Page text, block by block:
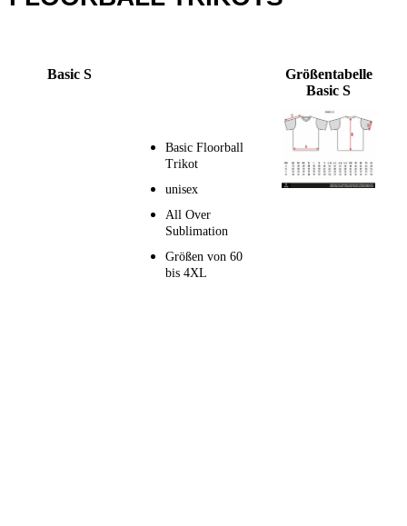
Basic S
Größentabelle
Basic S
Basic Floorball
Trikot
unisex
All Over
Sublimation
Größen von 60
bis 4XL